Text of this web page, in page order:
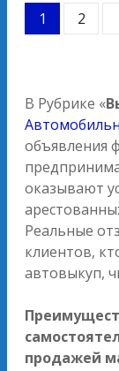
1 2
В Рубрике «
объявления
оказывают
Реальные
клиентов,
автовыкуп,
продажей